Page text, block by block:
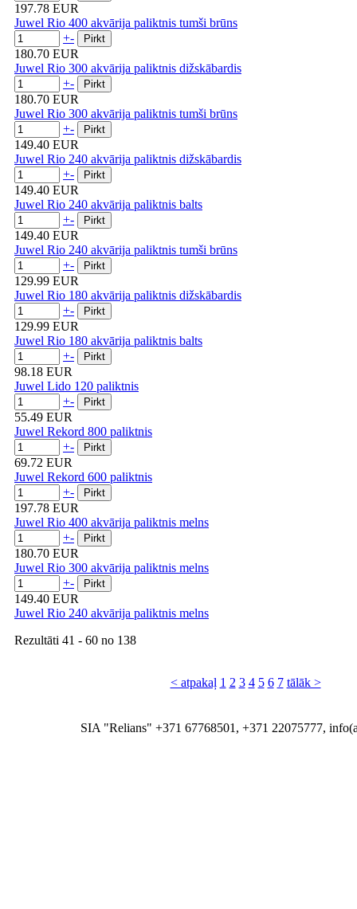
197.78 EUR
Juwel Rio 400 akvārija paliktnis tumši brūns
+-
180.70 EUR
Juwel Rio 300 akvārija paliktnis dižskābardis
+-
180.70 EUR
Juwel Rio 300 akvārija paliktnis tumši brūns
+-
149.40 EUR
Juwel Rio 240 akvārija paliktnis dižskābardis
+-
149.40 EUR
Juwel Rio 240 akvārija paliktnis balts
+-
149.40 EUR
Juwel Rio 240 akvārija paliktnis tumši brūns
+-
129.99 EUR
Juwel Rio 180 akvārija paliktnis dižskābardis
+-
129.99 EUR
Juwel Rio 180 akvārija paliktnis balts
+-
98.18 EUR
Juwel Lido 120 paliktnis
+-
55.49 EUR
Juwel Rekord 800 paliktnis
+-
69.72 EUR
Juwel Rekord 600 paliktnis
+-
197.78 EUR
Juwel Rio 400 akvārija paliktnis melns
+-
180.70 EUR
Juwel Rio 300 akvārija paliktnis melns
+-
149.40 EUR
Juwel Rio 240 akvārija paliktnis melns
Rezultāti 41 - 60 no 138
< atpakaļ 1 2 3 4 5 6 7 tālāk >
SIA "Relians" +371 67768501, +371 22075777,